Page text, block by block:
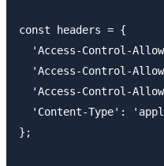
const headers = {
'Access-Control-
'Access-Control-
'Access-Control-
'Content-Type':
};